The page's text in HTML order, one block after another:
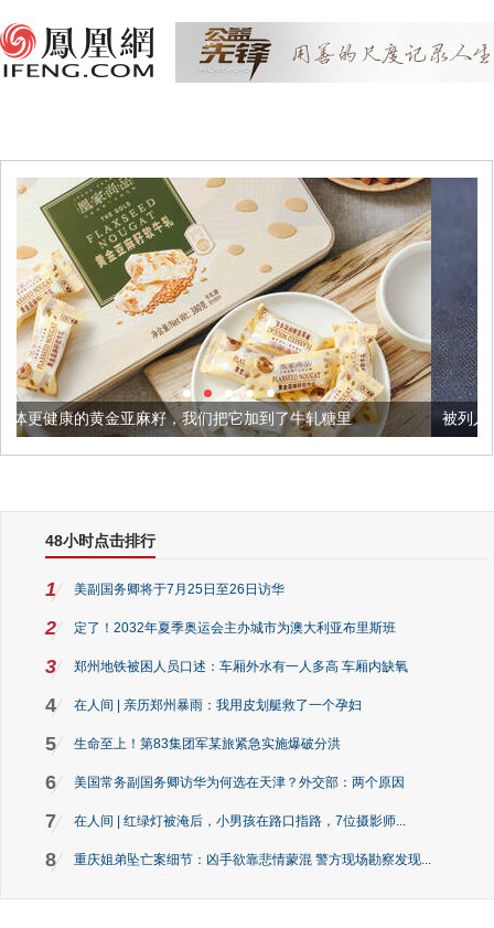
，我们把它加到了牛轧糖里 被列入佛家七宝的它到底有多
48小时点击排行
1 美副国务卿将于7月25日至26日访华
2 定了！2032年夏季奥运会主办城市为澳大利亚布里斯班
3 郑州地铁被困人员口述：车厢外水有一人多高 车厢内缺氧
4 在人间 | 亲历郑州暴雨：我用皮划艇救了一个孕妇
5 生命至上！第83集团军某旅紧急实施爆破分洪
6 美国常务副国务卿访华为何选在天津？外交部：两个原因
7 在人间 | 红绿灯被淹后，小男孩在路口指路，7位摄影师...
8 重庆姐弟坠亡案细节：凶手欲靠悲情蒙混 警方现场勘察发现...